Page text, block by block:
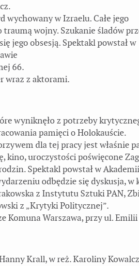
wychowany w Izraelu. Całe jego
wojny. Szukanie śladów
jego obsesją. Spektakl powstał w
66.
wraz z aktorami.
wyniknęło z potrzeby
pamięci o Holokauście.
dla tej pracy jest właśnie
uroczystości poświęcone
Spektakl powstał w Akademii
odbędzie się dyskusja, w
z Instytutu Sztuki PAN,
z „Krytyki Politycznej”.
Komuna Warszawa, przy ul.
Krall, w reż. Karoliny